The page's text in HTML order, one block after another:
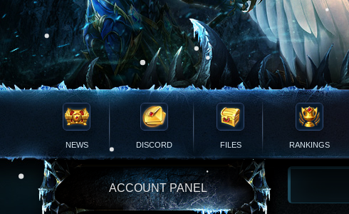
NEWS DISCORD FILES RANKINGS
ACCOUNT PANEL